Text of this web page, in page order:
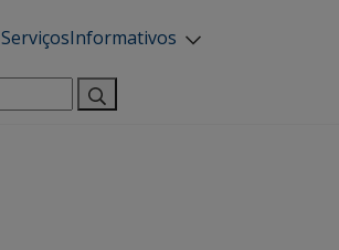
ServiçosInformativos